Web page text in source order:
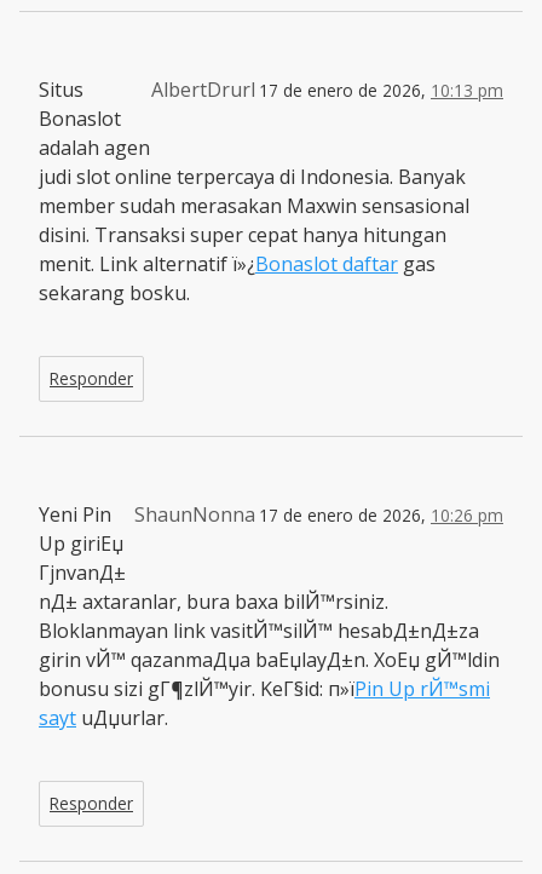
AlbertDrurl 17 de enero de 2026, 10:13 pm
Situs
Bonaslot
adalah agen
judi slot online terpercaya di Indonesia. Banyak
member sudah merasakan Maxwin sensasional
disini. Transaksi super cepat hanya hitungan
menit. Link alternatif ï»¿Bonaslot daftar gas
sekarang bosku.
Responder
ShaunNonna 17 de enero de 2026, 10:26 pm
Yeni Pin
Up giriЕџ
ГјnvanД±
nД± axtaranlar, bura baxa bilЙ™rsiniz.
Bloklanmayan link vasitЙ™silЙ™ hesabД±nД±za
girin vЙ™ qazanmaДџa baЕџlayД±n. XoЕџ gЙ™ldin
bonusu sizi gГ¶zlЙ™yir. KeГ§id: п»їPin Up rЙ™smi
sayt uДџurlar.
Responder